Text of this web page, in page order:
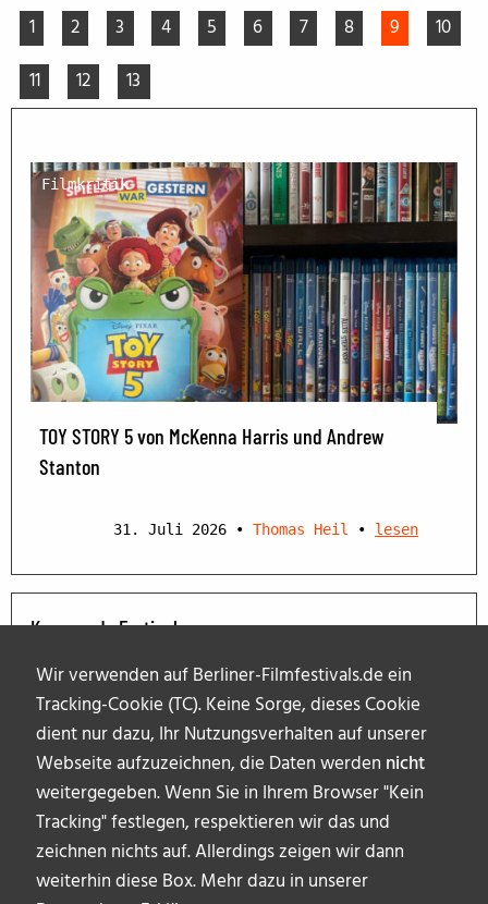
Wir verwenden auf Berliner-Filmfestivals.de ein
Tracking-Cookie (TC). Keine Sorge, dieses Cookie
dient nur dazu, Ihr Nutzungsverhalten auf unserer
Webseite aufzuzeichnen, die Daten werden nicht
weitergegeben. Wenn Sie in Ihrem Browser "Kein
Tracking" festlegen, respektieren wir das und
zeichnen nichts auf. Allerdings zeigen wir dann
weiterhin diese Box. Mehr dazu in unserer
1 2 3 4 5 6 7 8 9
10
11
12 13
Filmkritik
TOY STORY 5 von McKenna Harris und Andrew
Stanton
31. Juli 2026 • Thomas Heil • lesen
Kommende Festivals